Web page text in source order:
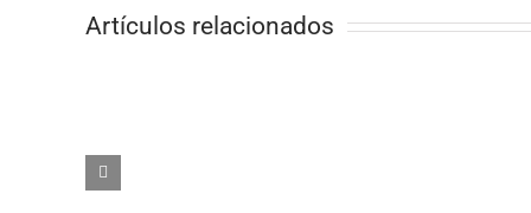
Artículos relacionados